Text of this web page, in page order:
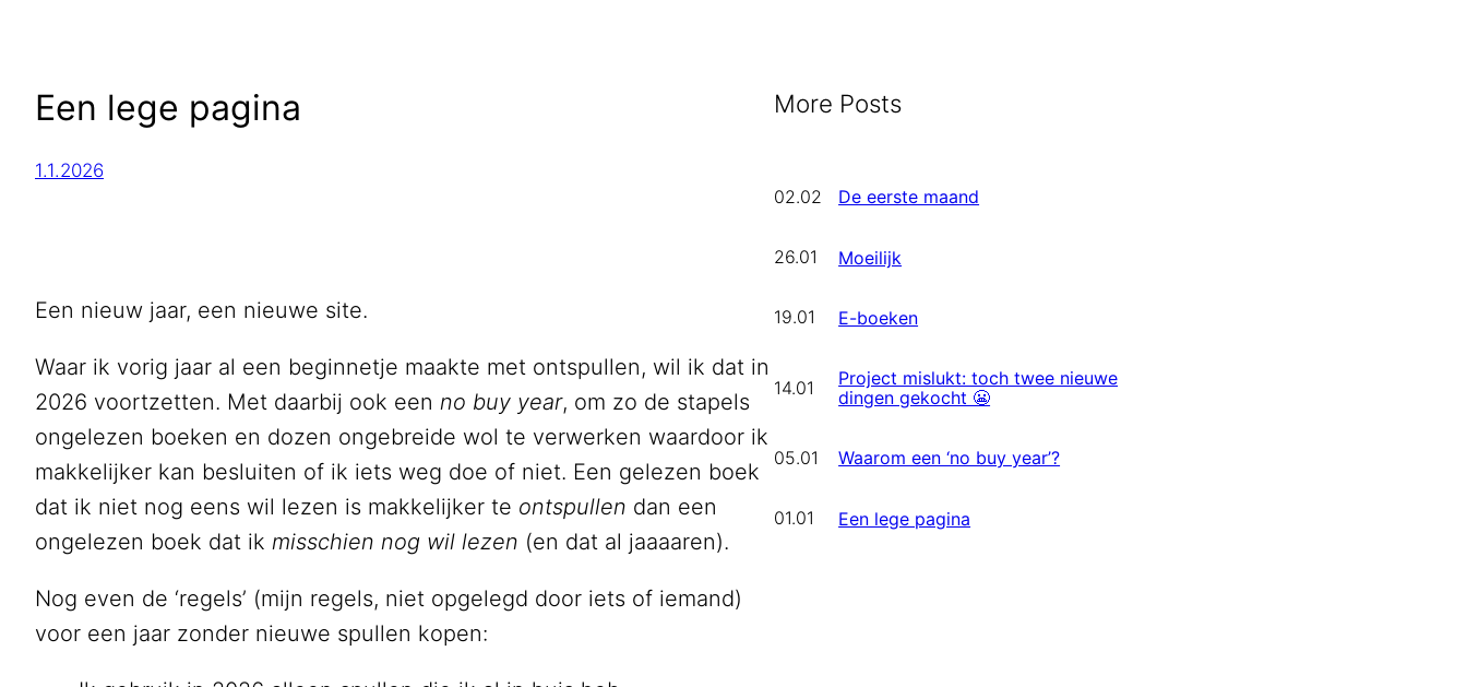
Een lege pagina
1.1.2026
Een nieuw jaar, een nieuwe site.
Waar ik vorig jaar al een beginnetje maakte met ontspullen, wil ik dat in
2026 voortzetten. Met daarbij ook een no buy year, om zo de stapels
ongelezen boeken en dozen ongebreide wol te verwerken waardoor ik
makkelijker kan besluiten of ik iets weg doe of niet. Een gelezen boek
dat ik niet nog eens wil lezen is makkelijker te ontspullen dan een
ongelezen boek dat ik misschien nog wil lezen (en dat al jaaaaren).
Nog even de ‘regels’ (mijn regels, niet opgelegd door iets of iemand)
voor een jaar zonder nieuwe spullen kopen:
More Posts
02.02 De eerste maand
26.01 Moeilijk
19.01 E-boeken
14.01
Project mislukt: toch twee nieuwe
dingen gekocht 😬
05.01 Waarom een ‘no buy year’?
01.01 Een lege pagina